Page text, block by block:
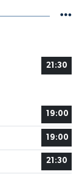
21:30
19:00
19:00
21:30